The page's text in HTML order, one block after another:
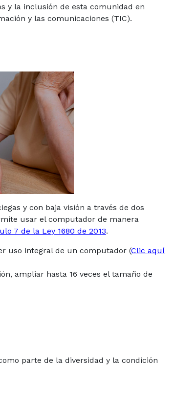
y la inclusión de esta comunidad en
y las comunicaciones (TIC).
y con baja visión a través de dos
usar el computador de manera
7 de la Ley 1680 de 2013.
uso integral de un computador (Clic aquí
ampliar hasta 16 veces el tamaño de
parte de la diversidad y la condición